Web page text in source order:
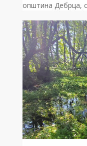
општинa Дебрца,
за заштитено
природа На
претставници од
средина и